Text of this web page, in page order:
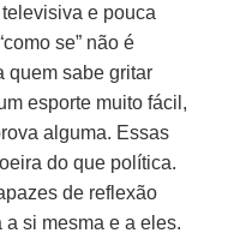
e pouca
se” não é
quem sabe gritar
esporte muito fácil,
alguma. Essas
do que política.
de reflexão
si mesma e a eles.